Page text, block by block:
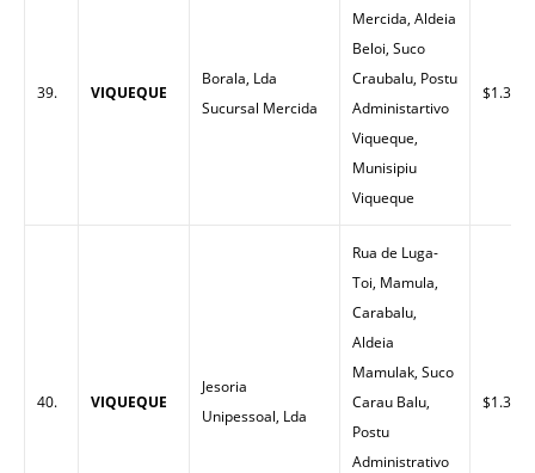
39. VIQUEQUE
Borala, Lda
Sucursal Mercida
Mercida, Aldeia
Beloi, Suco
Craubalu, Postu
Administartivo
Viqueque,
Munisipiu
Viqueque
$1.32
40. VIQUEQUE
Jesoria
Unipessoal, Lda
Rua de Luga-
Toi, Mamula,
Carabalu,
Aldeia
Mamulak, Suco
Carau Balu,
Postu
Administrativo
$1.33